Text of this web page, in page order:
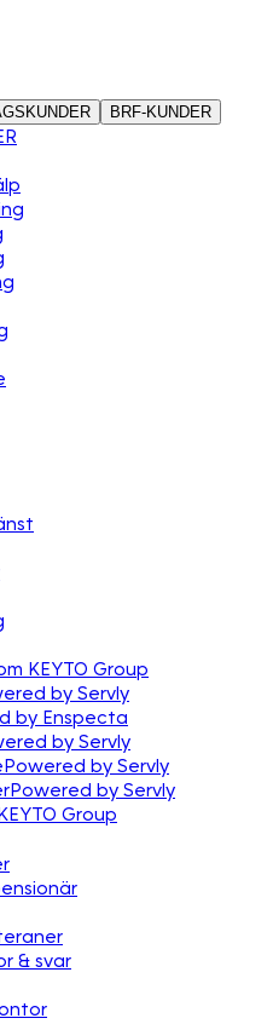
BRF-KUNDER
KEYTO Group
by Servly
by Enspecta
by Servly
Powered by Servly
Powered by Servly
Group
& svar